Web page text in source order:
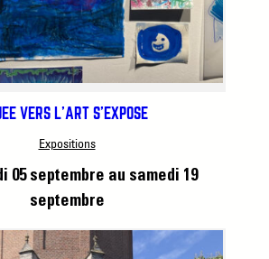
VERS L’ART S’EXPOSE
Expositions
05 septembre au samedi 19
septembre